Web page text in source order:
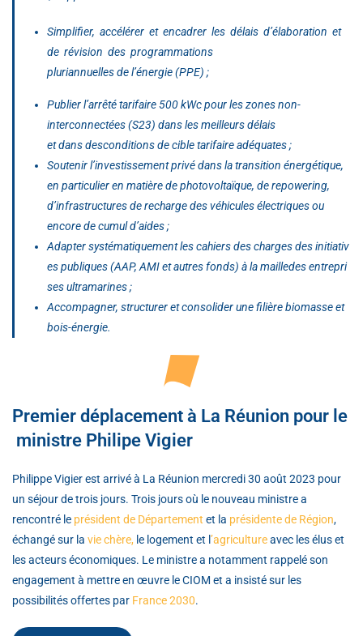
Simplifier, accélérer et encadrer les délais d’élaboration et
de révision des programmations
pluriannuelles de l’énergie (PPE) ;
Publier l’arrêté tarifaire 500 kWc pour les zones non-
interconnectées (S23) dans les meilleurs délais
et dans desconditions de cible tarifaire adéquates ;
Soutenir l’investissement privé dans la transition énergétique,
en particulier en matière de photovoltaïque, derepowering,
d’infrastructures de recharge des véhicules électriques ou
encore de cumul d’aides ;
Adapter systématiquement les cahiers des charges des initiativ
es publiques (AAP, AMI et autres fonds) à la mailledes entrepri
ses ultramarines ;
Accompagner, structurer et consolider une filière biomasse et
bois-énergie.
Premier déplacement à La Réunion pour le
ministre Philipe Vigier
Philippe Vigier est arrivé à La Réunion mercredi 30 août 2023 pour
un séjour de trois jours. Trois jours où le nouveau ministre a
rencontré le président de Département et la présidente de Région,
échangé sur la vie chère, le logement et l ’agricultureavec les élus et
les acteurs économiques. Le ministre a notamment rappelé son
engagement à mettre en œuvre le CIOM et a insisté sur les
possibilités offertes par France2030.